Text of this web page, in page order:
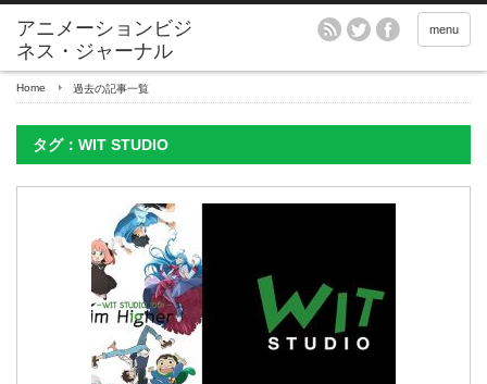
アニメーションビジ
ネス・ジャーナル
menu
Home 過去の記事一覧
タグ：WIT STUDIO